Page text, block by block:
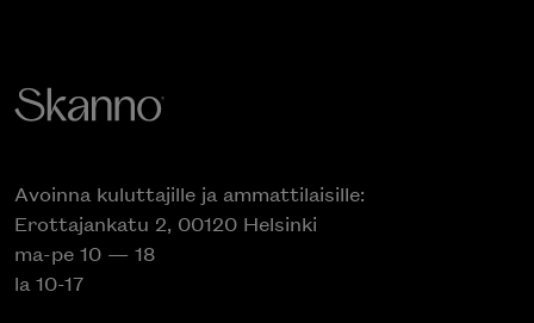
Avoinna kuluttajille ja ammattilaisille:
Erottajankatu 2, 00120 Helsinki
ma-pe 10 — 18
la 10-17